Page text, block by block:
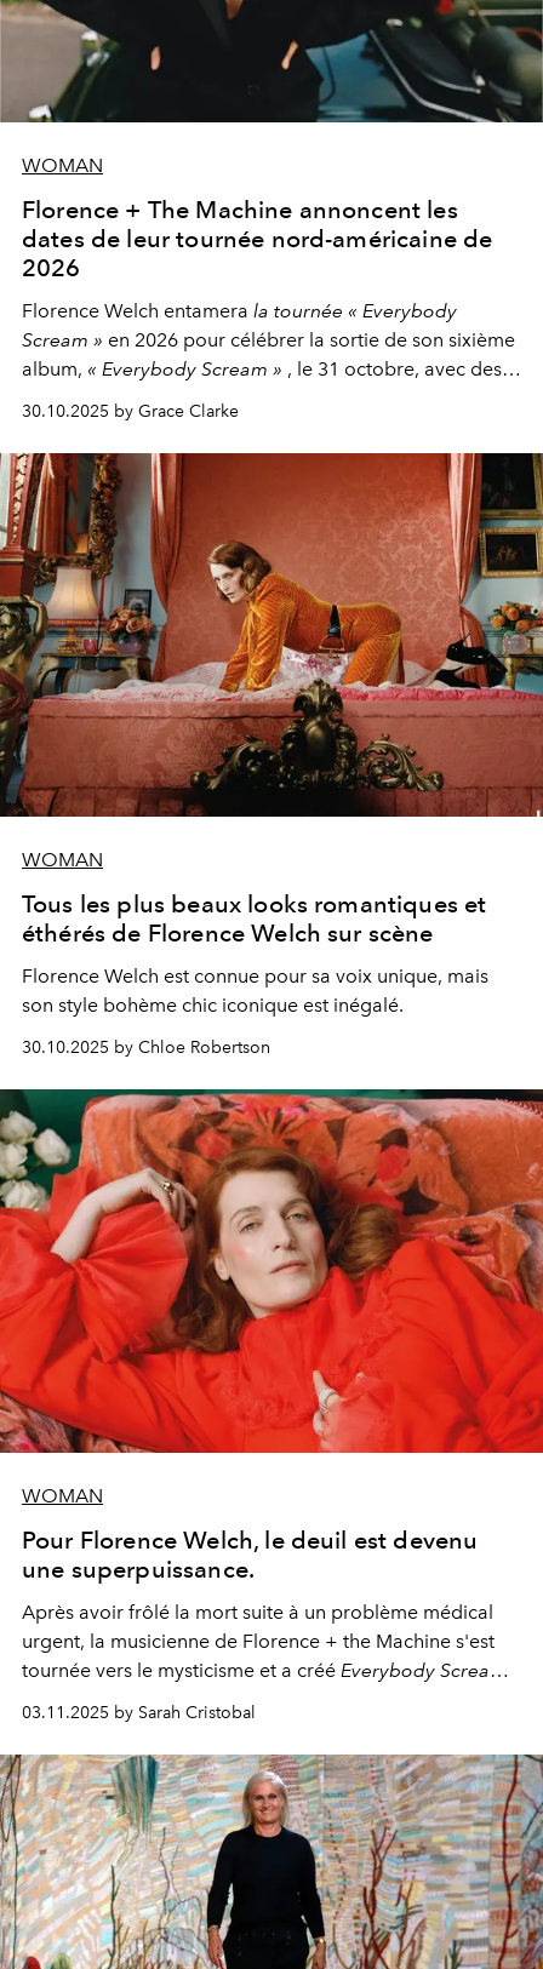
WOMAN
Florence + The Machine annoncent les
dates de leur tournée nord-américaine de
2026
Florence Welch entamera la tournée « Everybody
Scream » en 2026 pour célébrer la sortie de son sixième
album, « Everybody Scream » , le 31 octobre, avec des
30.10.2025 by Grace Clarke
WOMAN
Tous les plus beaux looks romantiques et
éthérés de Florence Welch sur scène
Florence Welch est connue pour sa voix unique, mais
son style bohème chic iconique est inégalé.
30.10.2025 by Chloe Robertson
WOMAN
Pour Florence Welch, le deuil est devenu
une superpuissance.
Après avoir frôlé la mort suite à un problème médical
urgent, la musicienne de Florence + the Machine s'est
tournée vers le mysticisme et a créé Everybody Scream
03.11.2025 by Sarah Cristobal